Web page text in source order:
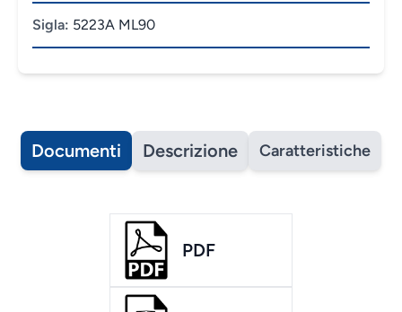
Sigla: 5223A ML90
Documenti Descrizione Caratteristiche
PDF